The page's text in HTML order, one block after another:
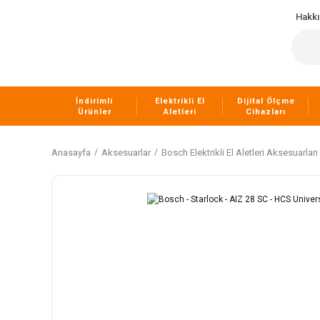
İndirimli
Ürünler
Elektrikli El
Aletleri
Dijital Ölçme
Cihazları
Anasayfa Aksesuarlar Bosch Elektrikli El Aletleri Aksesuarları